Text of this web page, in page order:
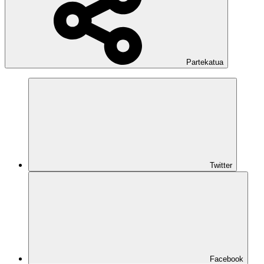
Partekatua
Twitter
Facebook